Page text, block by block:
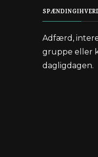
Adfærd,
gruppe eller
dagligdagen.